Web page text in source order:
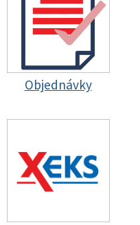
Objednávky